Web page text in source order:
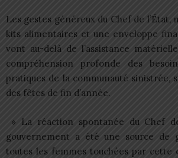
Les gestes généreux du Chef de l’État,
kits alimentaires et une enveloppe
vont au-delà de l’assistance
compréhension profonde des
pratiques de la communauté sinistrée,
des fêtes de fin d’année.
» La réaction spontanée du Chef
gouvernement a été une source de
toutes les femmes touchées par cette